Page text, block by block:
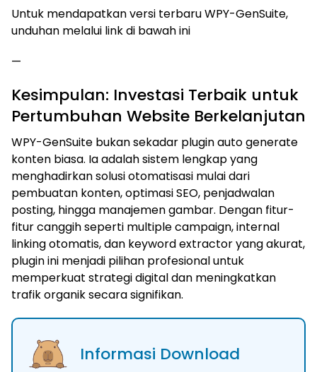
Untuk mendapatkan versi terbaru WPY-GenSuite,
unduhan melalui link di bawah ini
—
Kesimpulan: Investasi Terbaik untuk
Pertumbuhan Website Berkelanjutan
WPY-GenSuite bukan sekadar plugin auto generate
konten biasa. Ia adalah sistem lengkap yang
menghadirkan solusi otomatisasi mulai dari
pembuatan konten, optimasi SEO, penjadwalan
posting, hingga manajemen gambar. Dengan fitur-
fitur canggih seperti multiple campaign, internal
linking otomatis, dan keyword extractor yang akurat,
plugin ini menjadi pilihan profesional untuk
memperkuat strategi digital dan meningkatkan
trafik organik secara signifikan.
Informasi Download